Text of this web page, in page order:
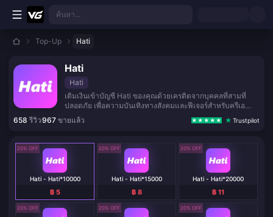
ข้ามไปเนื้อหาหลัก
ค้นหา...
Top-Up Hati
Hati
Hati
เติมเงินเข้าบัญชี Hati ของคุณด้วยเครดิตจากบุคคลที่สามที่
ปลอดภัย เพื่อความบันเทิงทางสังคมและฟีเจอร์สำหรับครีเอ
เตอร์
658 รีวิว967 ขายแล้ว Trustpilot
20% OFF
Hati - Hati*10000
฿ 5
20% OFF
Hati - Hati*15000
฿ 8
20% OFF
Hati - Hati*20000
฿ 11
20% OFF 20% OFF 20% OFF